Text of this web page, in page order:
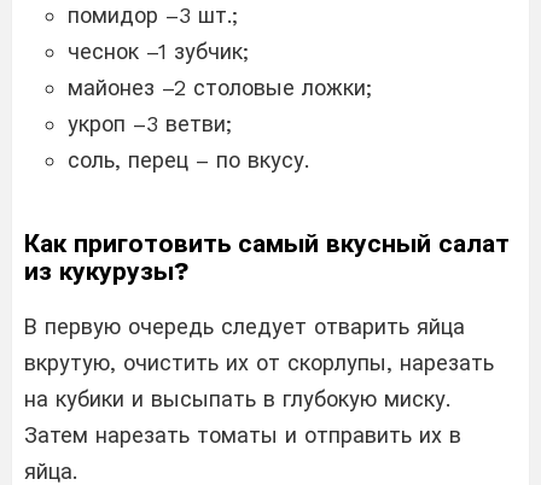
помидор –3 шт.;
чеснок –1 зубчик;
майонез –2 столовые ложки;
укроп –3 ветви;
соль, перец – по вкусу.
Как приготовить самый вкусный салат
из кукурузы?
В первую очередь следует отварить яйца
вкрутую, очистить их от скорлупы, нарезать
на кубики и высыпать в глубокую миску.
Затем нарезать томаты и отправить их в
яйца.